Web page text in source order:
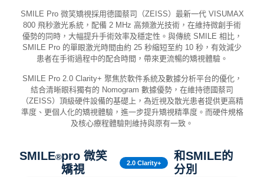
SMILE Pro 微笑矯視採用德國蔡司（ZEISS）最新一代 VISUMAX
800 飛秒激光系統，配備 2 MHz 高頻激光技術，在維持微創手術
優勢的同時，大幅提升手術效率及穩定性。與傳統 SMILE 相比，
SMILE Pro 的單眼激光時間由約 25 秒縮短至約 10 秒，有效減少
患者在手術過程中的配合時間，帶來更流暢的矯視體驗。
SMILE Pro 2.0 Clarity+ 聚焦於軟件系統及數據分析平台的優化，
結合清晰眼科獨有的 Nomogram 數據優勢，在維持德國蔡司
（ZEISS）頂級硬件設備的基礎上，為近視及散光患者提供更高精
準度、更個人化的矯視體驗，進一步提升矯視精準度。而硬件規格
及核心療程體驗則維持與原有一致。
SMILE®pro 微笑
矯視
2.0 Clarity+
和SMILE的
分別